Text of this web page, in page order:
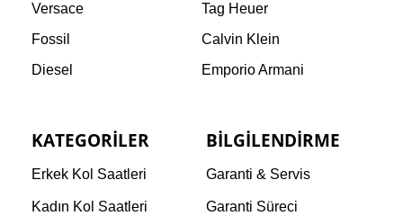
Versace
Tag Heuer
Fossil
Calvin Klein
Diesel
Emporio Armani
KATEGORILER
Erkek Kol Saatleri
Kadın Kol Saatleri
BILGILENDIRME
Garanti & Servis
Garanti Süreci